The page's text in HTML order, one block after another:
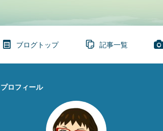
ブログトップ 記事一覧
プロフィール